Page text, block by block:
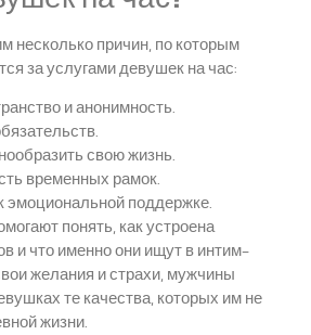
несколько причин, по которым
за услугами девушек на час:
и анонимность.
свою жизнь.
временных рамок.
эмоциональной поддержке.
понять, как устроена
и что именно они ищут в интим-
желания и страхи, мужчины
те качества, которых им не
жизни.